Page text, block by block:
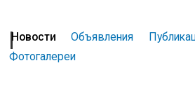
Новости Объявления
Фотогалереи